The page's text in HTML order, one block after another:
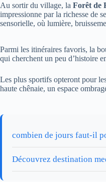
Au sortir du village, la Forêt de
impressionne par la richesse de
sensorielle, où lumière,
Parmi les itinéraires favoris, la
qui cherchent un peu d’histoire
Les plus sportifs opteront pour
haute chênaie, un espace
combien de jours faut-il
Découvrez destination